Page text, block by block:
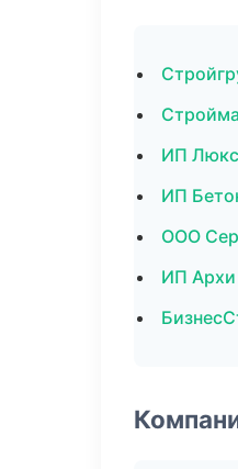
ИП Люкс
ИП
ООО
ИП Архи